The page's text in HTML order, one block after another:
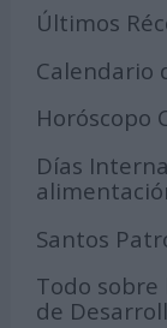
Últimos
Calendario
Horóscopo
Días
Santos
Todo sobre
de